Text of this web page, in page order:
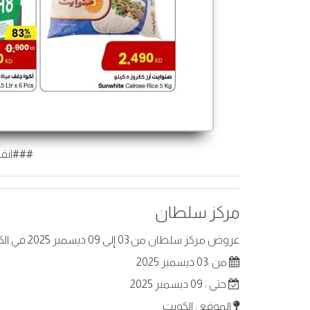
مركز سلطان
عروض مركز سلطان من 03 إلى 09 ديسمبر 2025 في الكويت. أفضل العروض على عناصر مختارة.
من :03 ديسمبر 2025
حتى : 09 ديسمبر 2025
الموقع : الكويت